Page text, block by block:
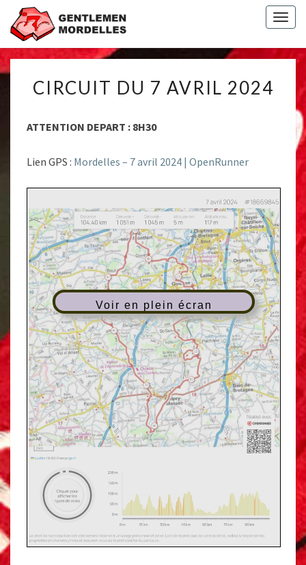
DU
2024
CIRCUIT DU 7 AVRIL 2024
ATTENTION DEPART : 8H30
Lien GPS : Mordelles – 7 avril 2024 | OpenRunner
Voir en plein écran